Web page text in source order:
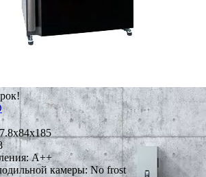
A++
камеры: No frost